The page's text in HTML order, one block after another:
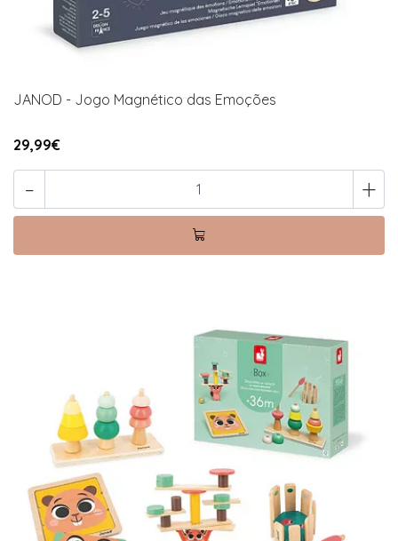
JANOD - Jogo Magnético das Emoções
29,99€
- +